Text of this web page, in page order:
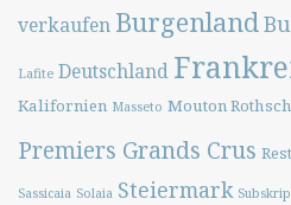
verkaufen Burgenland
Lafite Deutschland
Kalifornien Masseto Mouton
Premiers Grands Crus
Sassicaia Solaia Steiermark